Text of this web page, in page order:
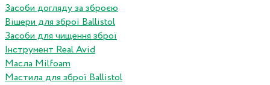
Засоби догляду за зброєю
Вішери для зброї Ballistol
Засоби для чищення зброї
Інструмент Real Avid
Масла Milfoam
Мастила для зброї Ballistol